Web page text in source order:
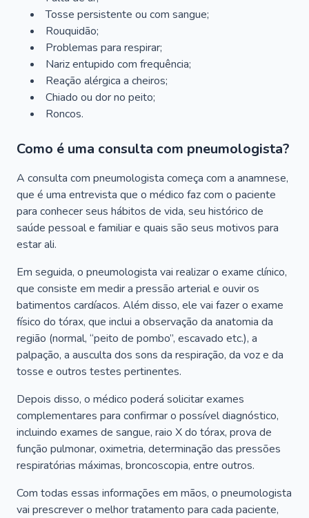
Tosse persistente ou com sangue;
Rouquidão;
Problemas para respirar;
Nariz entupido com frequência;
Reação alérgica a cheiros;
Chiado ou dor no peito;
Roncos.
Como é uma consulta com pneumologista?
A consulta com pneumologista começa com a anamnese,
que é uma entrevista que o médico faz com o paciente
para conhecer seus hábitos de vida, seu histórico de
saúde pessoal e familiar e quais são seus motivos para
estar ali.
Em seguida, o pneumologista vai realizar o exame clínico,
que consiste em medir a pressão arterial e ouvir os
batimentos cardíacos. Além disso, ele vai fazer o exame
físico do tórax, que inclui a observação da anatomia da
região (normal, “peito de pombo”, escavado etc.), a
palpação, a ausculta dos sons da respiração, da voz e da
tosse e outros testes pertinentes.
Depois disso, o médico poderá solicitar exames
complementares para confirmar o possível diagnóstico,
incluindo exames de sangue, raio X do tórax, prova de
função pulmonar, oximetria, determinação das pressões
respiratórias máximas, broncoscopia, entre outros.
Com todas essas informações em mãos, o pneumologista
vai prescrever o melhor tratamento para cada paciente,